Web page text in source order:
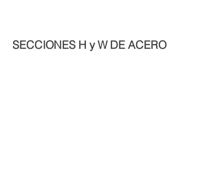
SECCIONES H y W DE ACERO